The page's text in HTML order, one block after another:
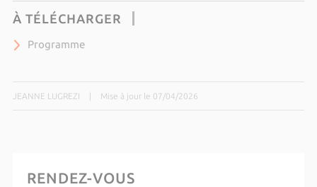
À TÉLÉCHARGER
Programme
JEANNE LUGREZI Mise à jour le 07/04/2026
RENDEZ-VOUS